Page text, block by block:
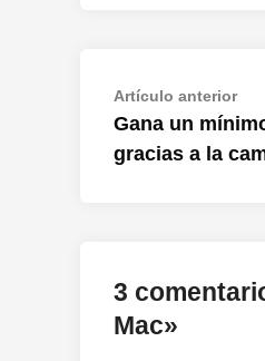
Navegación
de
entradas
Artículo anterior
Gana un
gracias a la
3
Mac»